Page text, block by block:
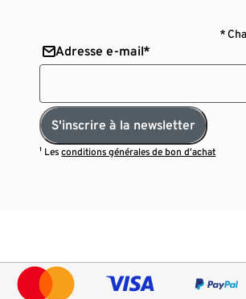
*
Adresse e-mail*
S'inscrire à la newsletter
¹ Lesconditions générales de bon d’achat